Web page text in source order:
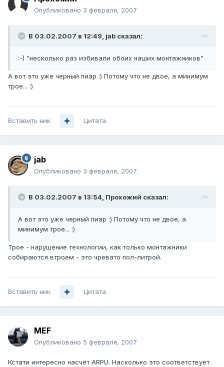
Опубликовано 3 февраля, 2007
В 03.02.2007 в 12:49, jab сказал:
:-) "несколько раз избивали обоих наших монтажников"
А вот это уже черный пиар :) Потому что не двое, а минимум
трое... :)
Вставить ник Цитата
jab
Опубликовано 3 февраля, 2007
В 03.02.2007 в 13:54, Прохожий сказал:
А вот это уже черный пиар :) Потому что не двое, а
минимум трое... :)
Трое - нарушение технологии, как только монтажники
собираются втроем - это чревато пол-литрой.
Вставить ник Цитата
MEF
Опубликовано 5 февраля, 2007
Кстати интересно насчёт ARPU. Насколько это соответствует